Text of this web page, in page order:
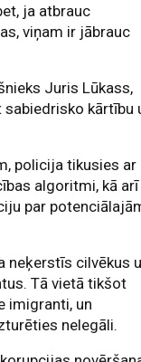
ja atbrauc
viņam ir jābrauc
Juris Lūkass,
kārtību
policija tikusies ar
algoritmi, kā arī
par
neķerstīs cilvēkus
Tā vietā tikšot
imigranti, un
nelegāli.